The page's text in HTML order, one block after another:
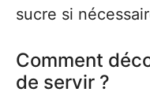
sucre si
Comment
de servir ?